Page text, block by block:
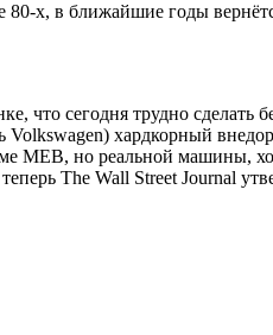
х, в ближайшие годы
что сегодня трудно сделать
хардкорный
MEB, но реальной машины,
The Wall Street Journal